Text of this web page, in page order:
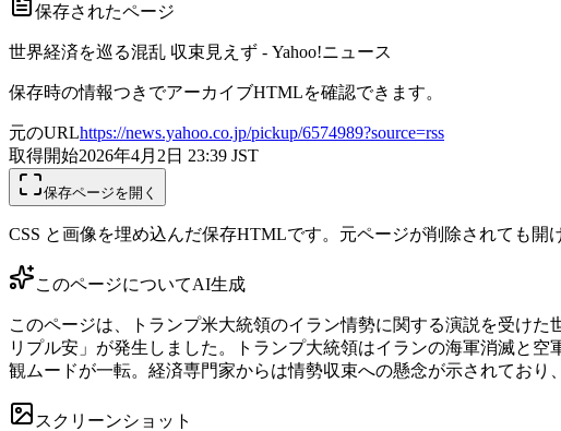
保存されたページ
世界経済を巡る混乱 収束見えず - Yahoo!ニュース
保存時の情報つきでアーカイブHTMLを確認できます。
元のURLhttps://news.yahoo.co.jp/pickup/6574989?source=rss
取得開始2026年4月2日 23:39 JST
保存ページを開く
CSS と画像を埋め込んだ保存HTMLです。元ページが削除されても開
このページについてAI生成
このページは、トランプ米大統領のイラン情勢に関する演説を受け
リプル安」が発生しました。トランプ大統領はイランの海軍消滅と
観ムードが一転。経済専門家からは情勢収束への懸念が示されており
スクリーンショット